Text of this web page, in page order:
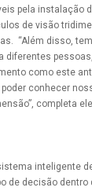
pela instalação
de visão
“Além disso,
diferentes
como este
conhecer
completa
inteligente
de decisão dentro